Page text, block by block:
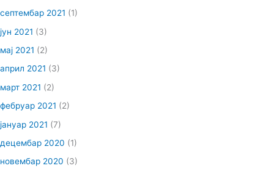
септембар 2021 (1)
јун 2021 (3)
мај 2021 (2)
април 2021 (3)
март 2021 (2)
фебруар 2021 (2)
јануар 2021 (7)
децембар 2020 (1)
новембар 2020 (3)